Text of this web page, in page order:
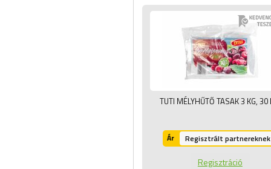
TUTI MÉLYHŰTŐ TASAK 3 KG,30
Ár Regisztrált partnereknek
Regisztráció